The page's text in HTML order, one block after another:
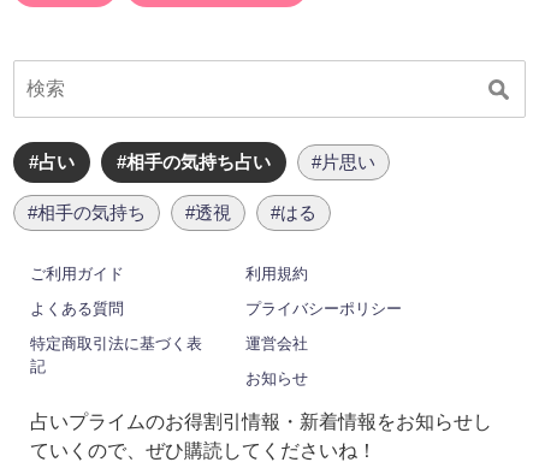
#占い #相手の気持ち占い #片思い
#相手の気持ち #透視 #はる
ご利用ガイド
利用規約
よくある質問
プライバシーポリシー
特定商取引法に基づく表
記
運営会社
お知らせ
占いプライムのお得割引情報・新着情報をお知らせし
ていくので、ぜひ購読してくださいね！